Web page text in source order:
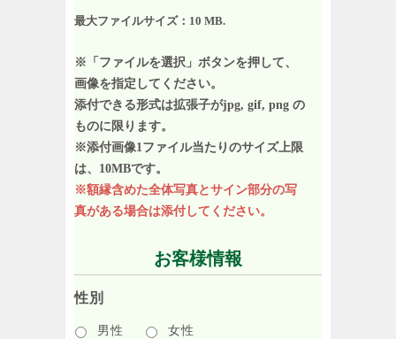
最大ファイルサイズ：10 MB.
※「ファイルを選択」ボタンを押して、
画像を指定してください。
添付できる形式は拡張子がjpg, gif, png の
ものに限ります。
※添付画像1ファイル当たりのサイズ上限
は、10MBです。
※額縁含めた全体写真とサイン部分の写
真がある場合は添付してください。
お客様情報
性別
男性 女性